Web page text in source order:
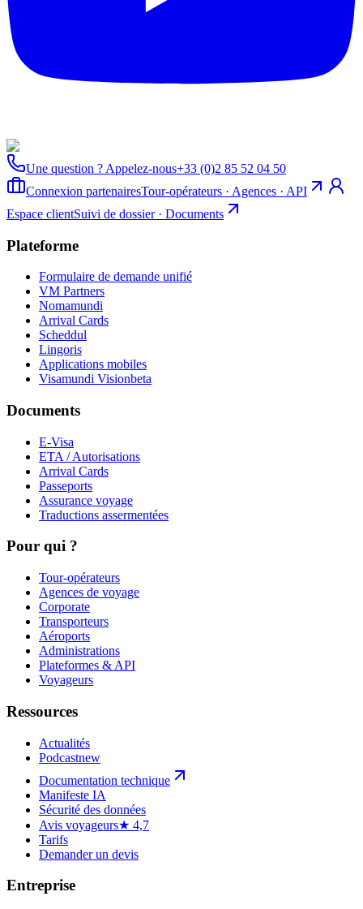
Une question ? Appelez-nous+33 (0)2 85 52 04 50
Connexion partenairesTour-opérateurs · Agences · API
Espace clientSuivi de dossier · Documents
Plateforme
Formulaire de demande unifié
VM Partners
Nomamundi
Arrival Cards
Scheddul
Lingoris
Applications mobiles
Visamundi Visionbeta
Documents
E-Visa
ETA / Autorisations
Arrival Cards
Passeports
Assurance voyage
Traductions assermentées
Pour qui ?
Tour-opérateurs
Agences de voyage
Corporate
Transporteurs
Aéroports
Administrations
Plateformes & API
Voyageurs
Ressources
Actualités
Podcastnew
Documentation technique
Manifeste IA
Sécurité des données
Avis voyageurs★ 4,7
Tarifs
Demander un devis
Entreprise